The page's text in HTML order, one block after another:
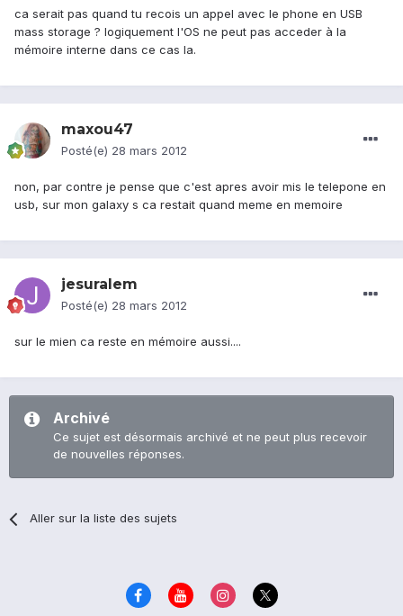
ca serait pas quand tu recois un appel avec le phone en USB
mass storage ? logiquement l'OS ne peut pas acceder à la
mémoire interne dans ce cas la.
maxou47
Posté(e) 28 mars 2012
non, par contre je pense que c'est apres avoir mis le telepone en
usb, sur mon galaxy s ca restait quand meme en memoire
jesuralem
Posté(e) 28 mars 2012
sur le mien ca reste en mémoire aussi....
Archivé
Ce sujet est désormais archivé et ne peut plus recevoir
de nouvelles réponses.
Aller sur la liste des sujets